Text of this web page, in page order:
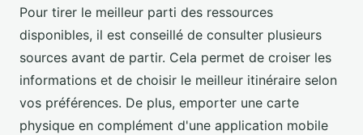
Pour tirer le meilleur parti des ressources
disponibles, il est conseillé de consulter plusieurs
sources avant de partir. Cela permet de croiser les
informations et de choisir le meilleur itinéraire selon
vos préférences. De plus, emporter une carte
physique en complément d'une application mobile